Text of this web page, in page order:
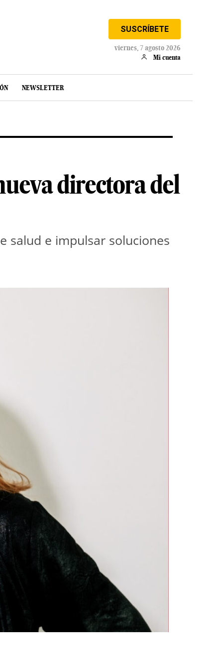
SUSCRÍBETE
viernes, 7 agosto 2026
Mi cuenta
NEWSLETTER
directora del
salud e impulsar soluciones